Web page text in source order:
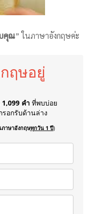
คุณ” ในภาษาอังกฤษค่ะ
ฤษอยู่
คำ ที่พบบ่อย
รอกรับด้านล่าง
ภาษาอังกฤษทุกวัน 1 ปี)